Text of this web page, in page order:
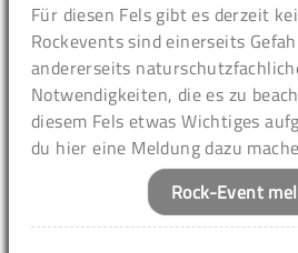
Für diesen Fels gibt es derzeit
Rockevents sind einerseits
andererseits
Notwendigkeiten, die es zu
diesem Fels etwas Wichtiges
du hier eine Meldung dazu
Rock-Event